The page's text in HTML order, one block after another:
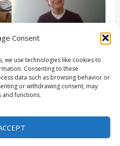
Consent
we use technologies like cookies to
Consenting to these
data such as browsing behavior or
or withdrawing consent, may
and functions.
T3E22: JUAN PATRICIO
2026
reservados 2026
por AF themes.